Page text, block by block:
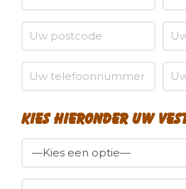
Kies hieronder uw